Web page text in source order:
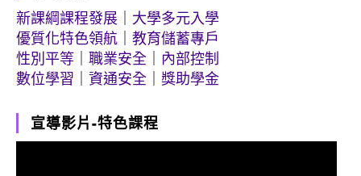
新課綱課程發展
大學多元入學
優質化特色領航
教育儲蓄專戶
性別平等
職業安全
內部控制
數位學習
資通安全 獎助學金
宣導影片-特色課程